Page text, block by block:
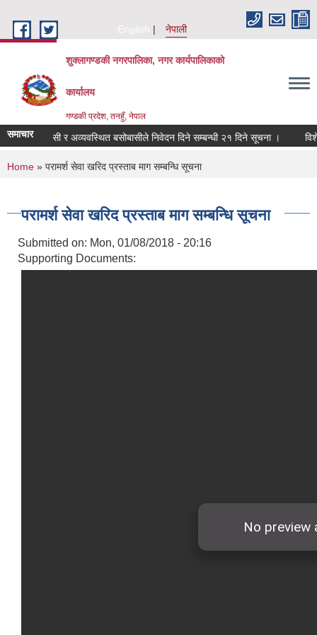
English
नेपाली
शुक्लागण्डकी नगरपालिका, नगर कार्यपालिकाको
कार्यालय
गण्डकी प्रदेश, तनहुँ, नेपाल
समाचार
सुकुम्बासी र अव्यवस्थित बसोबासीले निवेदन दिने सम्बन्धी २१ दिने सूचना ।
You are here
Home » परामर्श सेवा खरिद प्रस्ताब माग सम्बन्धि सूचना
परामर्श सेवा खरिद प्रस्ताब माग सम्बन्धि सूचना
Submitted on: Mon, 01/08/2018 - 20:16
Supporting Documents: